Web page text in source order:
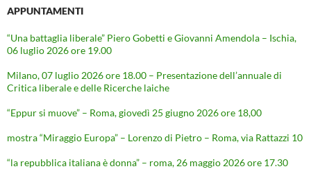
APPUNTAMENTI
“Una battaglia liberale” Piero Gobetti e Giovanni Amendola – Ischia,
06 luglio 2026 ore 19.00
Milano, 07 luglio 2026 ore 18.00 – Presentazione dell’annuale di
Critica liberale e delle Ricerche laiche
“Eppur si muove” – Roma, giovedì 25 giugno 2026 ore 18,00
mostra “Miraggio Europa” – Lorenzo di Pietro – Roma, via Rattazzi 10
“la repubblica italiana è donna” – roma, 26 maggio 2026 ore 17.30